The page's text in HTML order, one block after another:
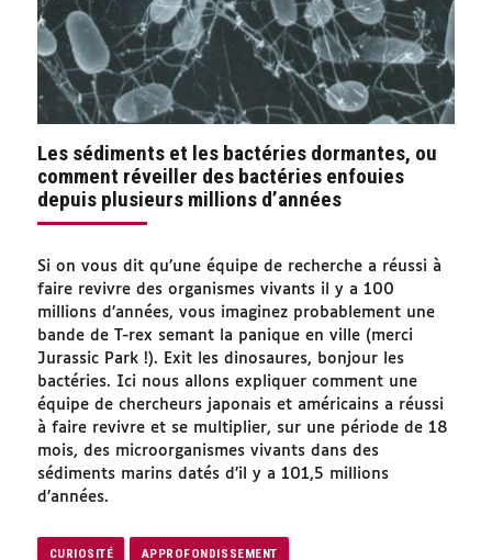
Les sédiments et les bactéries dormantes, ou
comment réveiller des bactéries enfouies
depuis plusieurs millions d’années
Si on vous dit qu’une équipe de recherche a réussi à
faire revivre des organismes vivants il y a 100
millions d’années, vous imaginez probablement une
bande de T-rex semant la panique en ville (merci
Jurassic Park !). Exit les dinosaures, bonjour les
bactéries. Ici nous allons expliquer comment une
équipe de chercheurs japonais et américains a réussi
à faire revivre et se multiplier, sur une période de 18
mois, des microorganismes vivants dans des
sédiments marins datés d’il y a 101,5 millions
d’années.
CURIOSITÉ APPROFONDISSEMENT